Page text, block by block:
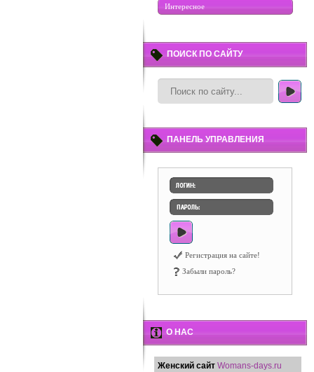
Интересное
ПОИСК ПО САЙТУ
ПАНЕЛЬ УПРАВЛЕНИЯ
Регистрация на сайте!
Забыли пароль?
О НАС
Женский сайт Womans-days.ru